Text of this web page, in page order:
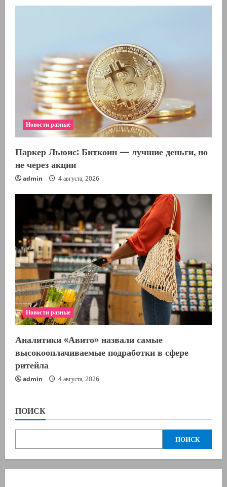
Новости разные
Паркер Льюис: Биткоин — лучшие деньги, но
не через акции
admin 4 августа, 2026
Новости разные
Аналитики «Авито» назвали самые
высокооплачиваемые подработки в сфере
ритейла
admin 4 августа, 2026
ПОИСК
ПОИСК